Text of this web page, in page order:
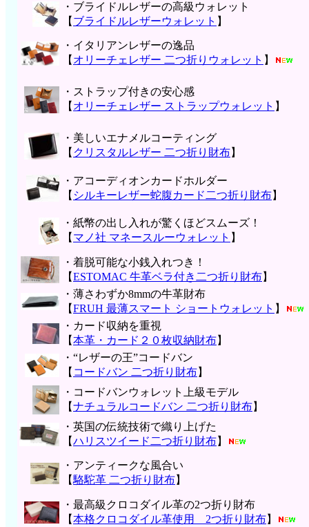
・ブライドルレザーの高級ウォレット
【 ブライドルレザーウォレット 】
・イタリアンレザーの逸品
【 オリーチェレザー 二つ折りウォレット 】
・ストラップ付きの安心感
【 オリーチェレザー ストラップウォレット 】
・美しいエナメルコーティング
【 クリスタルレザー 二つ折り財布】
・アコーディオンカードホルダー
【 シルキーレザー蛇腹カード二つ折り財布】
・紙幣の出し入れが驚くほどスムーズ！
【 マノ社 マネースルーウォレット 】
・着脱可能な小銭入れつき！
【ESTOMAC 牛革ベラ付き二つ折り財布】
・薄さわずか8mmの牛革財布
【FRUH 最薄スマート ショートウォレット 】
・カード収納を重視
【本革・カード２０枚収納財布】
・“レザーの王”コードバン
【 コードバン 二つ折り財布】
・コードバンウォレット上級モデル
【ナチュラルコードバン 二つ折り財布】
・英国の伝統技術で織り上げた
【ハリスツイード二つ折り財布】
・アンティークな風合い
【駱駝革 二つ折り財布】
・最高級クロコダイル革の2つ折り財布
【本格クロコダイル革使用 2つ折り財布】